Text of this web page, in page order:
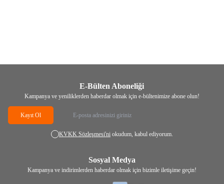
E-Bülten Aboneliği
Kampanya ve yeniliklerden haberdar olmak için e-bültenimize abone olun!
Kayıt Ol
KVKK Sözleşmesi'niokudum, kabul ediyorum.
Sosyal Medya
Kampanya ve indirimlerden haberdar olmak için bizimle iletişime geçin!